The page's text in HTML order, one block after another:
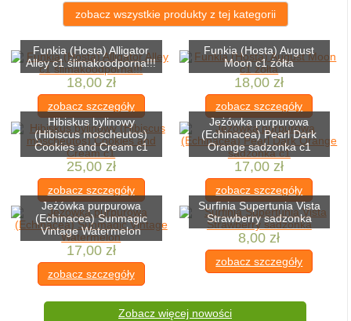
zobacz wszystkie produkty z tej kategorii
Funkia (Hosta) Alligator
Alley c1 ślimakoodporna!!!
18,00 zł
zobacz szczegóły
Funkia (Hosta) August
Moon c1 żółta
18,00 zł
zobacz szczegóły
Hibiskus bylinowy
(Hibiscus moscheutos)
Cookies and Cream c1
25,00 zł
zobacz szczegóły
Jeżówka purpurowa
(Echinacea) Pearl Dark
Orange sadzonka c1
17,00 zł
zobacz szczegóły
Jeżówka purpurowa
(Echinacea) Sunmagic
Vintage Watermelon
17,00 zł
zobacz szczegóły
Surfinia Supertunia Vista
Strawberry sadzonka
8,00 zł
zobacz szczegóły
Zobacz więcej nowości